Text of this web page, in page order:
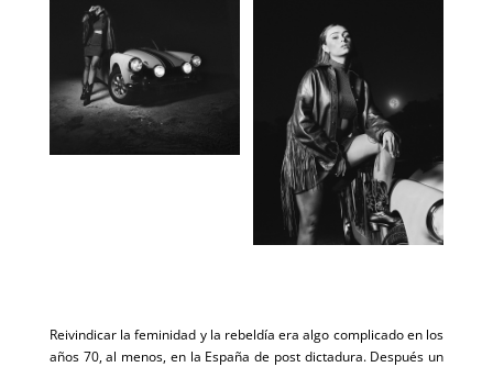
Reivindicar la feminidad y la rebeldía era algo complicado en los
años 70, al menos, en la España de post dictadura. Después un